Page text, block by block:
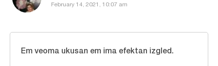
February 14, 2021, 10:07 am
Em veoma ukusan em ima efektan izgled.